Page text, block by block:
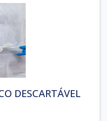
DESCARTÁVEL